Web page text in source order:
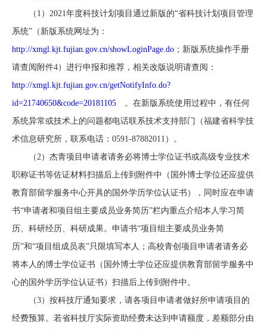
（1）2021年度科技计划项目通过新版的“省科技计划项目管理
系统”（新版系统网址为：
http://xmgl.kjt.fujian.gov.cn/showLoginPage.do ；新版系统操作手册
请查阅 附件4）进行申报和推荐，相关改版说明请查阅：
http://xmgl.kjt.fujian.gov.cn/getNotifyInfo.do?
id=21740650&code=20181105 。在新版系统使用过程中，有任何
系统异常或技术上的问题都电话联系技术支持部门（福建省科学技
术信息研究所 ，联系电话： 0591-87882011 ）。
（2） 杰青项目申请者请务必将博士学位证书或高级专业技术
职称证书等佐证材料扫描后上传到附件中（国外博士学位还应提供
教育部留学服务中心开具的国外学历学位认证书），同时应在申请
书“申请者和项目组主要成员业务简历”栏内重点介绍本人学习简
历、科研经历、科研成果。申请书“项目组主要成员业务简
历”和“项目组成员表”只限填写本人； 高校青创项目申请者请务必
将本人的博士学位证书（国外博士学位还应提供教育部留学服务中
心的国外学历学位认证书）扫描后上传到附件中。
（3）按科技厅通知要求，请各项目申请者做好所申请项目的
经费预算。若省科技厅实际资助经费未达到申请额度，差额部分由